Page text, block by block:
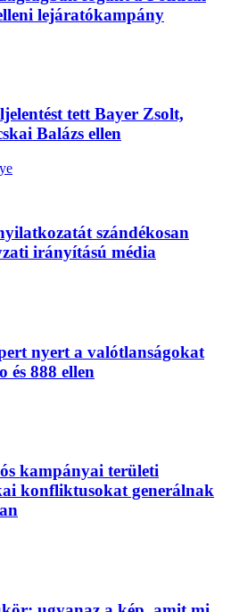
lejáratókampány
tett Bayer Zsolt,
Balázs ellen
szándékosan
irányítású média
nyert a valótlanságokat
és 888 ellen
kampányai területi
konfliktusokat generálnak